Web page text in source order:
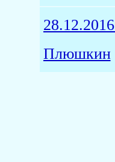
28.12.2016
Плюшкин